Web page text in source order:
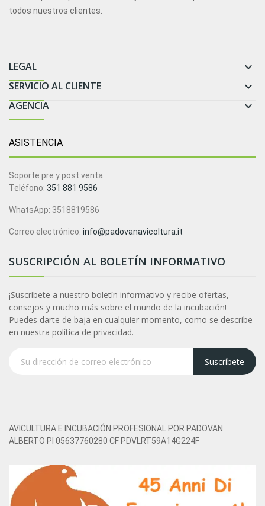
todos nuestros clientes.
LEGAL 
SERVICIO AL CLIENTE 
AGENCIA 
ASISTENCIA
Soporte pre y post venta
Teléfono: 351 881 9586
WhatsApp: 3518819586
Correo electrónico: info@padovanavicoltura.it
SUSCRIPCIÓN AL BOLETÍN INFORMATIVO
¡Suscríbete a nuestro boletín informativo y recibe ofertas,
consejos y mucho más sobre el mundo de la incubación!
Puedes darte de baja en cualquier momento, como se describe
en nuestra política de privacidad.
Suscríbete
AVICULTURA E INCUBACIÓN PROFESIONAL POR PADOVAN
ALBERTO PI 05637760280 CF PDVLRT59A14G224F